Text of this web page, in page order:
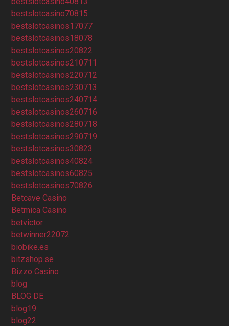
bestslotcasino70815
bestslotcasinos17077
bestslotcasinos18078
bestslotcasinos20822
bestslotcasinos210711
bestslotcasinos220712
bestslotcasinos230713
bestslotcasinos240714
bestslotcasinos260716
bestslotcasinos280718
bestslotcasinos290719
bestslotcasinos30823
bestslotcasinos40824
bestslotcasinos60825
bestslotcasinos70826
Betcave Casino
Betmica Casino
betvictor
betwinner22072
biobike.es
bitzshop.se
Bizzo Casino
blog
BLOG DE
blog19
blog22